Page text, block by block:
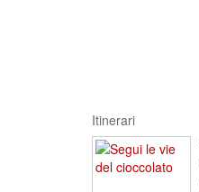
Itinerari